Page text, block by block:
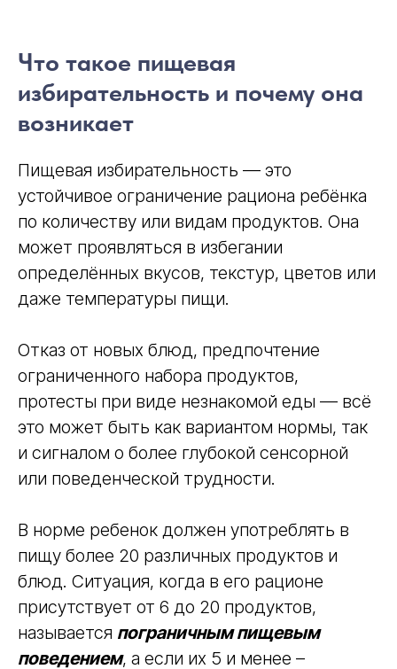
Что такое пищевая
избирательность и почему она
возникает
Пищевая избирательность — это
устойчивое ограничение рациона ребёнка
по количеству или видам продуктов. Она
может проявляться в избегании
определённых вкусов, текстур, цветов или
даже температуры пищи.
Отказ от новых блюд, предпочтение
ограниченного набора продуктов,
протесты при виде незнакомой еды — всё
это может быть как вариантом нормы, так
и сигналом о более глубокой сенсорной
или поведенческой трудности.
В норме ребенок должен употреблять в
пищу более 20 различных продуктов и
блюд. Ситуация, когда в его рационе
присутствует от 6 до 20 продуктов,
называется пограничным пищевым
поведением, а если их 5 и менее –